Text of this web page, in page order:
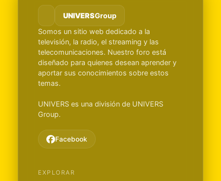
UNIVERSGroup
Somos un sitio web dedicado a la
televisión, la radio, el streaming y las
telecomunicaciones. Nuestro foro está
diseñado para quienes desean aprender y
aportar sus conocimientos sobre estos
temas.
UNIVERS es una división de UNIVERS
Group.
Facebook
EXPLORAR